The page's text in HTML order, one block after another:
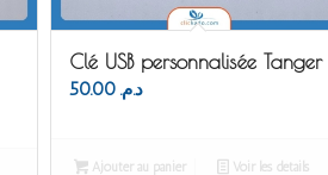
Clé USB personnalisée Tanger
د.م. 50.00
Ajouter au panier Voir les détails